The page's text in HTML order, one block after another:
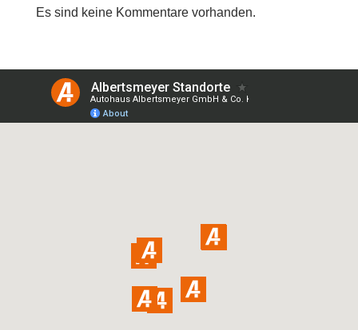
Es sind keine Kommentare vorhanden.